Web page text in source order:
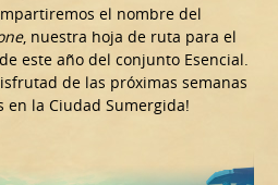
el nombre del
, nuestra hoja de ruta para el
este año del conjunto Esencial.
de las próximas semanas
en la Ciudad Sumergida!